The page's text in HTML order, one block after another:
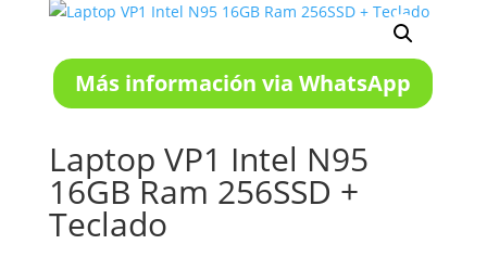
Más información via WhatsApp
Laptop VP1 Intel N95
16GB Ram 256SSD +
Teclado